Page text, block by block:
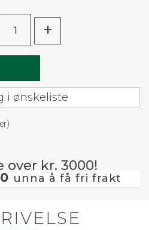
+
i ønskeliste
over kr. 3000!
unna å få fri frakt